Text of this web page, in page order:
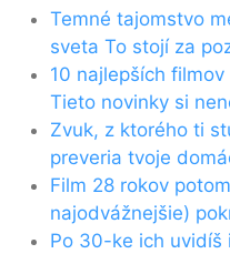
Temné tajomstvo
sveta To stojí za
10 najlepších
Tieto novinky si
Zvuk, z ktorého ti
preveria tvoje
Film 28 rokov
najodvážnejšie)
Po 30-ke ich uvidíš